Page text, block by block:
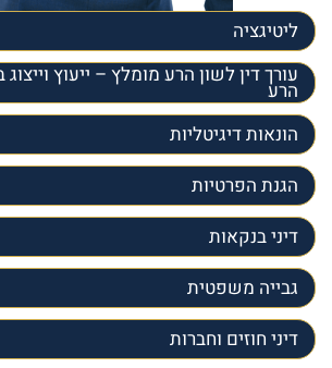
ליטיגציה
עורך דין לשון הרע מומלץ – ייעוץ
הרע
הונאות דיגיטליות
הגנת הפרטיות
דיני בנקאות
גבייה משפטית
דיני חוזים וחברות